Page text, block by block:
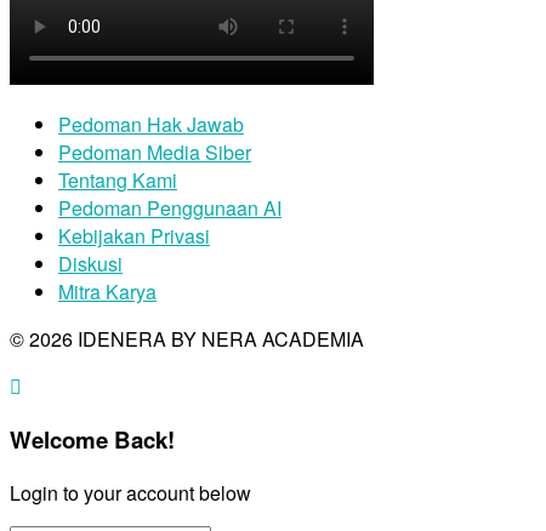
Pedoman Hak Jawab
Pedoman Media Siber
Tentang Kami
Pedoman Penggunaan AI
Kebijakan Privasi
Diskusi
Mitra Karya
© 2026 IDENERA BY NERA ACADEMIA
Welcome Back!
Login to your account below